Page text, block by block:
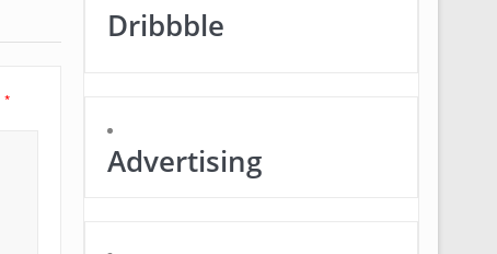
*
Dribbble
Advertising